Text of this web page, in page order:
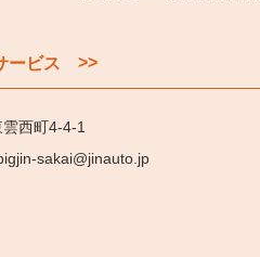
ービス >>
西町4-4-1
sakai@jinauto.jp